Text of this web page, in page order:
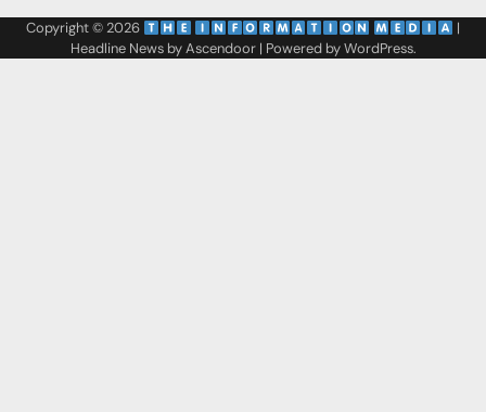
Copyright © 2026
|
Headline News byAscendoor| Powered byWordPress.